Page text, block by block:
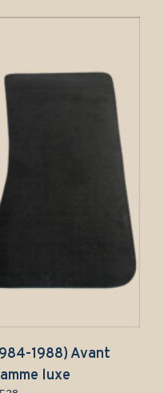
Tapis BMW M5 E28
uniquement –